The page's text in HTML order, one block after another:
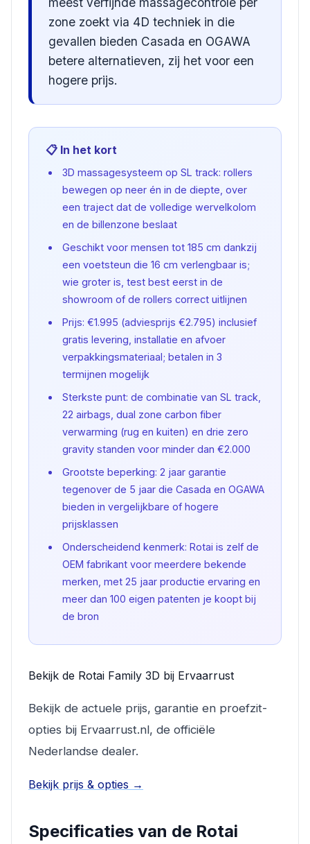
zone zoekt via 4D techniek in die
gevallen bieden Casada en OGAWA
betere alternatieven, zij het voor een
hogere prijs.
📋 In het kort
3D massagesysteem op SL track: rollers
bewegen op neer én in de diepte, over
een traject dat de volledige wervelkolom
en de billenzone beslaat
Geschikt voor mensen tot 185 cm dankzij
een voetsteun die 16 cm verlengbaar is;
wie groter is, test best eerst in de
showroom of de rollers correct uitlijnen
Prijs: €1.995 (adviesprijs €2.795) inclusief
gratis levering, installatie en afvoer
verpakkingsmateriaal; betalen in 3
termijnen mogelijk
Sterkste punt: de combinatie van SL track,
22 airbags, dual zone carbon fiber
verwarming (rug en kuiten) en drie zero
gravity standen voor minder dan €2.000
Grootste beperking: 2 jaar garantie
tegenover de 5 jaar die Casada en OGAWA
bieden in vergelijkbare of hogere
prijsklassen
Onderscheidend kenmerk: Rotai is zelf de
OEM fabrikant voor meerdere bekende
merken, met 25 jaar productie ervaring en
meer dan 100 eigen patenten je koopt bij
de bron
Bekijk de Rotai Family 3D bij Ervaarrust
Bekijk de actuele prijs, garantie en proefzit-
opties bij Ervaarrust.nl, de officiële
Nederlandse dealer.
Bekijk prijs & opties →
Specificaties van de Rotai